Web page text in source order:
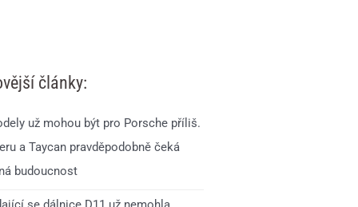
články:
už mohou být pro Porsche příliš.
a Taycan pravděpodobně čeká
budoucnost